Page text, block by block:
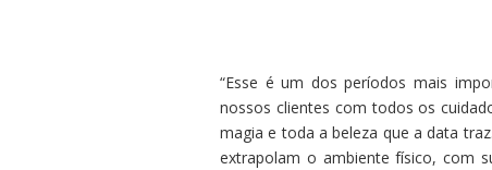
“Esse é um dos períodos mais
nossos clientes com todos os
magia e toda a beleza que a data
extrapolam o ambiente físico, com